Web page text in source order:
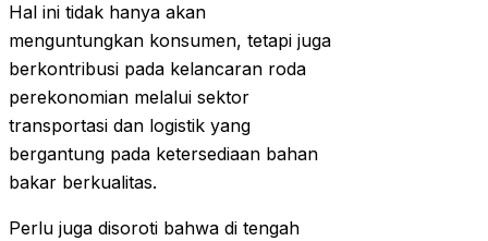
Hal ini tidak hanya akan
menguntungkan konsumen, tetapi juga
berkontribusi pada kelancaran roda
perekonomian melalui sektor
transportasi dan logistik yang
bergantung pada ketersediaan bahan
bakar berkualitas.
Perlu juga disoroti bahwa di tengah